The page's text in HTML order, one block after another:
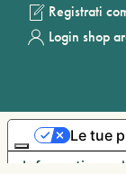
Registrati
Login shop
Informativa
Le tue